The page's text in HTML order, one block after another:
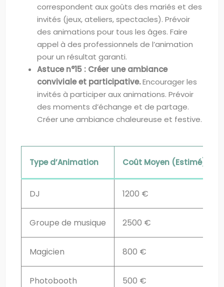
correspondent aux goûts des mariés et des
invités (jeux, ateliers, spectacles). Prévoir
des animations pour tous les âges. Faire
appel à des professionnels de l’animation
pour un résultat garanti.
Astuce n°15 : Créer une ambiance
conviviale et participative.Encourager les
invités à participer aux animations. Prévoir
des moments d’échange et de partage.
Créer une ambiance chaleureuse et festive.
Type d’Animation Coût Moyen (Estimé)
DJ 1200 €
Groupe de musique 2500 €
Magicien 800 €
Photobooth 500 €